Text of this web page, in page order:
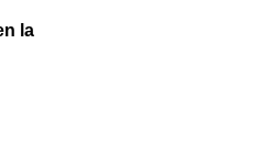
la